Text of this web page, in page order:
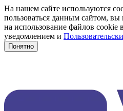
На нашем сайте используются
пользоваться данным сайтом, вы
на использование файлов cookie
уведомлением и
Понятно